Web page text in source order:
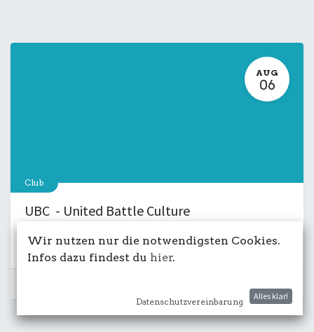
AUG
06
Club
UBC - United Battle Culture
Kulturdeck Musik LIVE Salon
Wir nutzen nur die notwendigsten Cookies.
Infos dazu findest du hier.
Datenschutzvereinbarung
Alles klar!